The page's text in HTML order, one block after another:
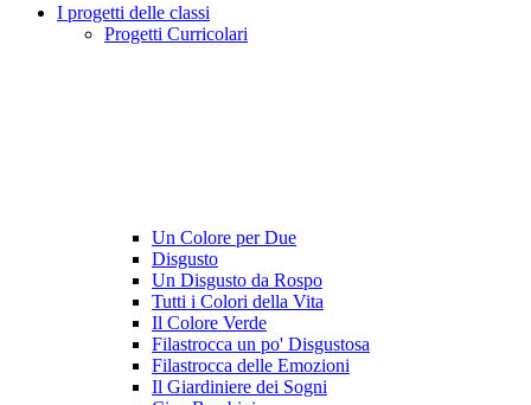
I progetti delle classi
Progetti Curricolari
Un Colore per Due
Disgusto
Un Disgusto da Rospo
Tutti i Colori della Vita
Il Colore Verde
Filastrocca un po' Disgustosa
Filastrocca delle Emozioni
Il Giardiniere dei Sogni